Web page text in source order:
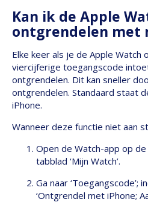
Kan ik de Apple
ontgrendelen met
Elke keer als je de Apple Watch
viercijferige toegangscode
ontgrendelen. Dit kan sneller
ontgrendelen. Standaard staat
iPhone.
Wanneer deze functie niet aan
Open de Watch-app op
tabblad ‘Mijn Watch’.
Ga naar ‘Toegangscode’;
‘Ontgrendel met iPhone;